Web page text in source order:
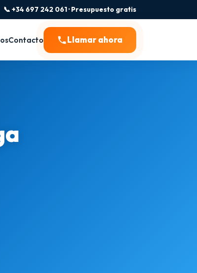
📞 +34 697 242 061 · Presupuesto gratis
Contacto Llamar ahora